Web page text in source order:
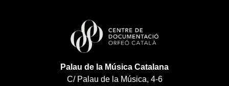
Palau de la Música Catalana
C/ Palau de la Música, 4-6